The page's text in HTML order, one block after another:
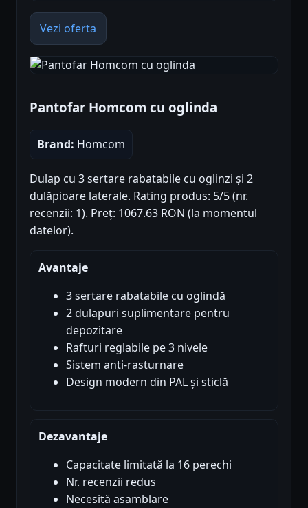
Vezi oferta
Pantofar Homcom cu oglinda
Brand: Homcom
Dulap cu 3 sertare rabatabile cu oglinzi și 2
dulăpioare laterale. Rating produs: 5/5 (nr.
recenzii: 1). Preț: 1067.63 RON (la momentul
datelor).
Avantaje
3 sertare rabatabile cu oglindă
2 dulapuri suplimentare pentru
depozitare
Rafturi reglabile pe 3 nivele
Sistem anti-rasturnare
Design modern din PAL și sticlă
Dezavantaje
Capacitate limitată la 16 perechi
Nr. recenzii redus
Necesită asamblare